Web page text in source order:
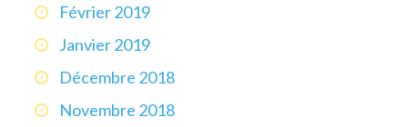
Février 2019
Janvier 2019
Décembre 2018
Novembre 2018